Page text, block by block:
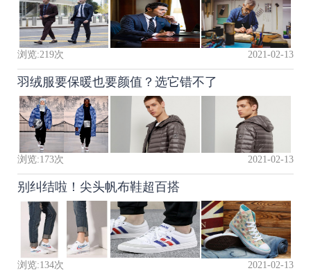
浏览:219次 2021-02-13
羽绒服要保暖也要颜值？选它错不了
浏览:173次 2021-02-13
别纠结啦！尖头帆布鞋超百搭
浏览:134次 2021-02-13